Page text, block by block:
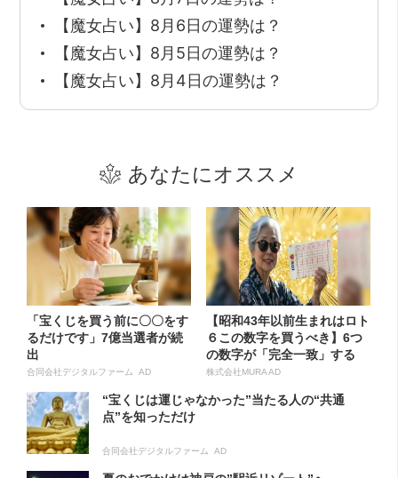
【魔女占い】8月6日の運勢は？
【魔女占い】8月5日の運勢は？
【魔女占い】8月4日の運勢は？
あなたにオススメ
「宝くじを買う前に〇〇をす
るだけです」7億当選者が続
出
合同会社デジタルファーム AD
【昭和43年以前生まれはロト
６この数字を買うべき】6つ
の数字が「完全一致」する
方...
株式会社MURA AD
“宝くじは運じゃなかった”当たる人の“共通
点”を知っただけ
合同会社デジタルファーム AD